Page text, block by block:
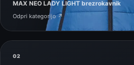
MAX NEO LADY LIGHT brezrokavnik
Odpri kategorijo ↗
02